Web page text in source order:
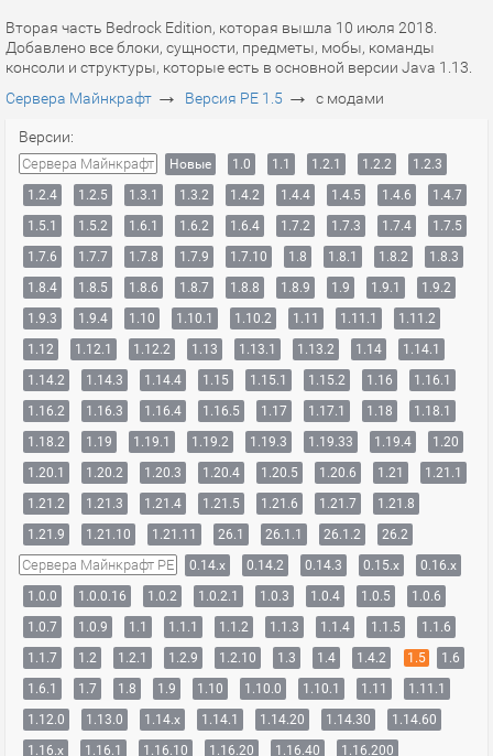
Вторая часть Bedrock Edition, которая вышла 10 июля 2018.
Добавлено все блоки, сущности, предметы, мобы, команды
консоли и структуры, которые есть в основной версии Java 1.13.
Сервера Майнкрафт → Версия PE 1.5 → с модами
Версии:
Сервера Майнкрафт Новые 1.0 1.1 1.2.1 1.2.2
1.2.3
1.2.4
1.2.5 1.3.1 1.3.2 1.4.2 1.4.4 1.4.5 1.4.6
1.4.7
1.5.1
1.5.2 1.6.1 1.6.2 1.6.4 1.7.2 1.7.3 1.7.4
1.7.5
1.7.6
1.7.7 1.7.8 1.7.9 1.7.10 1.8 1.8.1 1.8.2
1.8.3
1.8.4
1.8.5 1.8.6 1.8.7 1.8.8 1.8.9 1.9 1.9.1
1.9.2
1.9.3
1.9.4 1.10 1.10.1 1.10.2 1.11 1.11.1
1.11.2
1.12
1.12.1 1.12.2 1.13 1.13.1 1.13.2 1.14
1.14.1
1.14.2
1.14.3 1.14.4 1.15 1.15.1 1.15.2 1.16
1.16.1
1.16.2
1.16.3 1.16.4 1.16.5 1.17 1.17.1 1.18
1.18.1
1.18.2
1.19 1.19.1 1.19.2 1.19.3 1.19.33 1.19.4
1.20
1.20.1
1.20.2 1.20.3 1.20.4 1.20.5 1.20.6 1.21
1.21.1
1.21.2
1.21.3 1.21.4 1.21.5 1.21.6 1.21.7
1.21.8
1.21.9
1.21.10 1.21.11 26.1 26.1.1 26.1.2 26.2
Сервера Майнкрафт PE 0.14.x 0.14.2 0.14.3 0.15.x
0.16.x
1.0.0
1.0.0.16 1.0.2 1.0.2.1 1.0.3 1.0.4 1.0.5
1.0.6
1.0.7
1.0.9 1.1 1.1.1 1.1.2 1.1.3 1.1.4 1.1.5
1.1.6
1.1.7
1.2 1.2.1 1.2.9 1.2.10 1.3 1.4 1.4.2 1.5
1.6
1.6.1
1.7 1.8 1.9 1.10 1.10.0 1.10.1 1.11
1.11.1
1.12.0
1.13.0 1.14.x 1.14.1 1.14.20 1.14.30
1.14.60
1.16.x
1.16.1 1.16.10 1.16.20 1.16.40
1.16.200